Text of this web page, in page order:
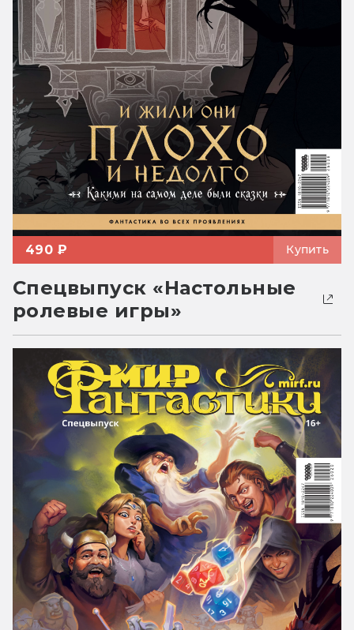
490 ₽ Купить
Спецвыпуск «Настольные
ролевые игры»